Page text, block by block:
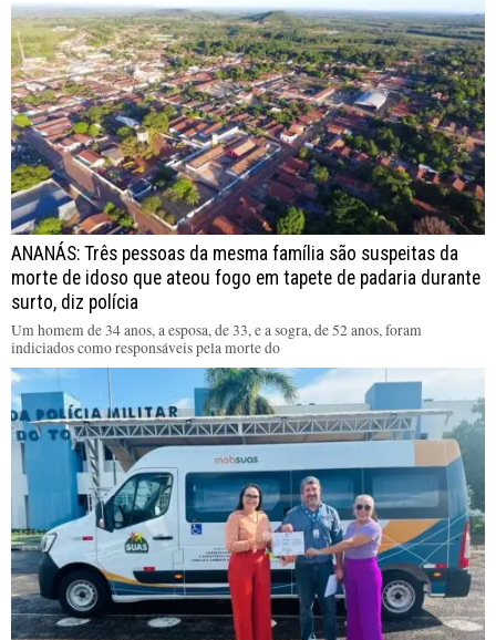
ANANÁS: Três pessoas da mesma família são suspeitas da
morte de idoso que ateou fogo em tapete de padaria durante
surto, diz polícia
Um homem de 34 anos, a esposa, de 33, e a sogra, de 52 anos, foram
indiciados como responsáveis pela morte do